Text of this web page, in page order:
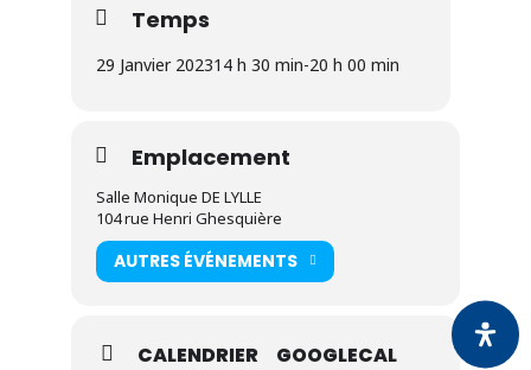
Temps
29 Janvier 202314 h 30 min-20 h 00 min
Emplacement
Salle Monique DE LYLLE
104 rue Henri Ghesquière
AUTRES ÉVÉNEMENTS
CALENDRIER GOOGLECAL